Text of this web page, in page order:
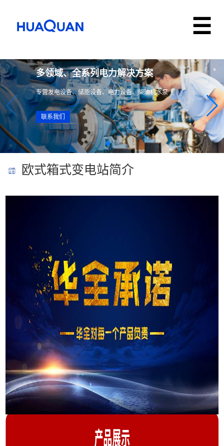
多领域、全系列电力解决方案
专营发电设备、储能设备、电力设备、柴油机水泵
联系我们
欧式箱式变电站简介